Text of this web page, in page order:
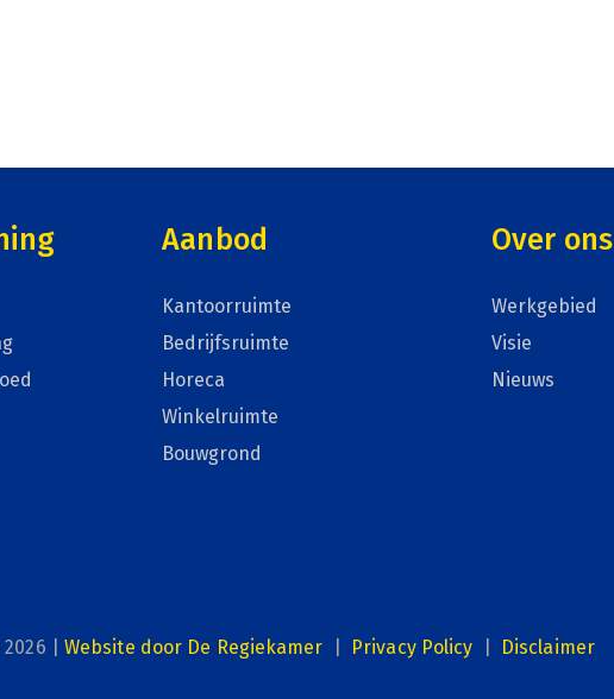
Aanbod
Kantoorruimte
Bedrijfsruimte
Horeca
Winkelruimte
Bouwgrond
Over ons
Werkgebied
Visie
Nieuws
| Website door De Regiekamer Privacy Policy Disclaimer